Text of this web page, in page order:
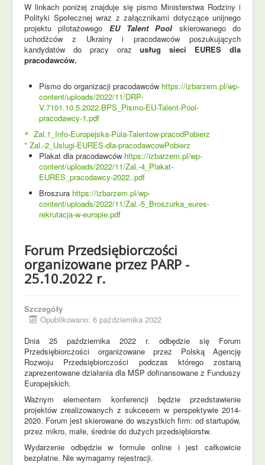
W linkach poniżej znajduje się pismo Ministerstwa Rodziny i
Polityki Społecznej wraz z załącznikami dotyczące unijnego
projektu pilotażowego EU Talent Pool skierowanego do
uchodźców z Ukrainy i pracodawców poszukujących
kandydatów do pracy orazusług sieci EURES dla
pracodawców.
Pismo do organizacji pracodawców https://izbarzem.pl/wp-
content/uploads/2022/11/DRP-
V.7101.10.5.2022.BPS_Pismo-EU-Talent-Pool-
pracodawcy-1.pdf
* Zal.1_Info-Europejska-Pula-Talentow-pracodPobierz
* Zal.-2_Uslugi-EURES-dla-pracodawcowPobierz
Plakat dla pracodawców https://izbarzem.pl/wp-
content/uploads/2022/11/Zal.-4_Plakat-
EURES_pracodawcy-2022..pdf
Broszura https://izbarzem.pl/wp-
content/uploads/2022/11/Zal.-5_Broszurka_eures-
rekrutacja-w-europie.pdf
Forum Przedsiębiorczości
organizowane przez PARP -
25.10.2022 r.
Szczegóły
Opublikowano: 6 października 2022
Dnia 25 października 2022 r. odbędzie się Forum
Przedsiębiorczości organizowane przez Polską Agencję
Rozwoju Przedsiębiorczości podczas którego zostaną
zaprezentowane działania dla MŚP dofinansowane z Funduszy
Europejskich.
Ważnym elementem konferencji będzie przedstawienie
projektów zrealizowanych z sukcesem w perspektywie 2014-
2020. Forum jest skierowane do wszystkich firm: od startupów,
przez mikro, małe, średnie do dużych przedsiębiorstw.
Wydarzenie odbędzie w formule online i jest całkowicie
bezpłatne. Nie wymagamy rejestracji.